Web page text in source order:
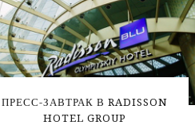
ПРЕСС-ЗАВТРАК В RADISSON
HOTEL GROUP